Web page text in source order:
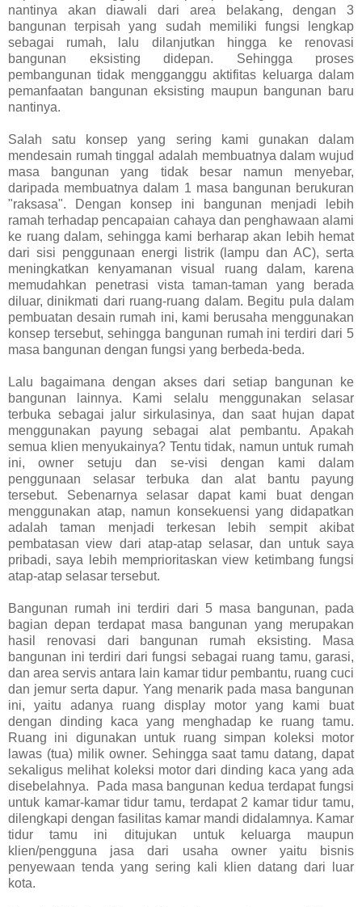
nantinya akan diawali dari area belakang, dengan 3
bangunan terpisah yang sudah memiliki fungsi lengkap
sebagai rumah, lalu dilanjutkan hingga ke renovasi
bangunan eksisting didepan. Sehingga proses
pembangunan tidak mengganggu aktifitas keluarga dalam
pemanfaatan bangunan eksisting maupun bangunan baru
nantinya.
Salah satu konsep yang sering kami gunakan dalam
mendesain rumah tinggal adalah membuatnya dalam wujud
masa bangunan yang tidak besar namun menyebar,
daripada membuatnya dalam 1 masa bangunan berukuran
"raksasa". Dengan konsep ini bangunan menjadi lebih
ramah terhadap pencapaian cahaya dan penghawaan alami
ke ruang dalam, sehingga kami berharap akan lebih hemat
dari sisi penggunaan energi listrik (lampu dan AC), serta
meningkatkan kenyamanan visual ruang dalam, karena
memudahkan penetrasi vista taman-taman yang berada
diluar, dinikmati dari ruang-ruang dalam. Begitu pula dalam
pembuatan desain rumah ini, kami berusaha menggunakan
konsep tersebut, sehingga bangunan rumah ini terdiri dari 5
masa bangunan dengan fungsi yang berbeda-beda.
Lalu bagaimana dengan akses dari setiap bangunan ke
bangunan lainnya. Kami selalu menggunakan selasar
terbuka sebagai jalur sirkulasinya, dan saat hujan dapat
menggunakan payung sebagai alat pembantu. Apakah
semua klien menyukainya? Tentu tidak, namun untuk rumah
ini, owner setuju dan se-visi dengan kami dalam
penggunaan selasar terbuka dan alat bantu payung
tersebut. Sebenarnya selasar dapat kami buat dengan
menggunakan atap, namun konsekuensi yang didapatkan
adalah taman menjadi terkesan lebih sempit akibat
pembatasan view dari atap-atap selasar, dan untuk saya
pribadi, saya lebih memprioritaskan view ketimbang fungsi
atap-atap selasar tersebut.
Bangunan rumah ini terdiri dari 5 masa bangunan, pada
bagian depan terdapat masa bangunan yang merupakan
hasil renovasi dari bangunan rumah eksisting. Masa
bangunan ini terdiri dari fungsi sebagai ruang tamu, garasi,
dan area servis antara lain kamar tidur pembantu, ruang cuci
dan jemur serta dapur. Yang menarik pada masa bangunan
ini, yaitu adanya ruang display motor yang kami buat
dengan dinding kaca yang menghadap ke ruang tamu.
Ruang ini digunakan untuk ruang simpan koleksi motor
lawas (tua) milik owner. Sehingga saat tamu datang, dapat
sekaligus melihat koleksi motor dari dinding kaca yang ada
disebelahnya. Pada masa bangunan kedua terdapat fungsi
untuk kamar-kamar tidur tamu, terdapat 2 kamar tidur tamu,
dilengkapi dengan fasilitas kamar mandi didalamnya. Kamar
tidur tamu ini ditujukan untuk keluarga maupun
klien/pengguna jasa dari usaha owner yaitu bisnis
penyewaan tenda yang sering kali klien datang dari luar
kota.